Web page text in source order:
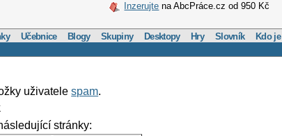
Inzerujte na AbcPráce.cz od 950 Kč
Učebnice Blogy Skupiny Desktopy Hry Slovník Kdo je
uživatelespam.
stránky: